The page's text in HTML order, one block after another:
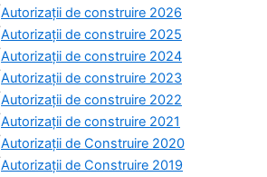
Autorizații de construire 2026
Autorizații de construire 2025
Autorizații de construire 2024
Autorizații de construire 2023
Autorizații de construire 2022
Autorizații de construire 2021
Autorizații de Construire 2020
Autorizații de Construire 2019